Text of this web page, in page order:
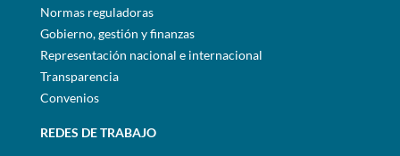
Normas reguladoras
Gobierno, gestión y finanzas
Representación nacional e internacional
Transparencia
Convenios
REDES DE TRABAJO